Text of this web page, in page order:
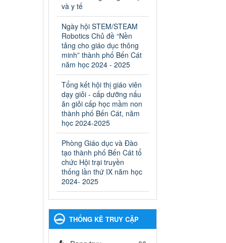
pháp luật năm 2025 của
ngành Giáo dục và Đào tạo
thành phố Bến Cát
Ngày ban hành: 28/02/2025
Quyết định công bố thủ tục
hành chính bị bãi bỏ trong
lĩnh vực giáo dục đào tạo
thuộc hệ giáo dục quốc
dân và cơ sở giáo dục khác
thuộc thẩm quyền giải
quyết của Sở Giáo dục và
Đào tạo, Ủy ban nhân dân
cấp huyện
Quyết định công bố thủ tục
hành chính bị bãi bỏ trong lĩnh
vực giáo dục đào tạo thuộc hệ
giáo dục quốc dân và cơ sở
giáo dục khác thuộc thẩm
quyền giải quyết của Sở Giáo
dục và Đào tạo, Ủy ban nhân
dân cấp huyện
và y tế
Ngày hội STEM/STEAM
Robotics Chủ đề “Nền
tảng cho giáo dục thông
minh” thành phố Bến Cát
năm học 2024 - 2025
Tổng kết hội thị giáo viên
dạy giỏi - cấp dưỡng nấu
ăn giỏi cấp học mầm non
thành phố Bến Cát, năm
học 2024-2025
Phòng Giáo dục và Đào
tạo thành phố Bến Cát tổ
chức Hội trại truyền
thống lần thứ IX năm học
2024- 2025
THỐNG KÊ TRUY CẬP